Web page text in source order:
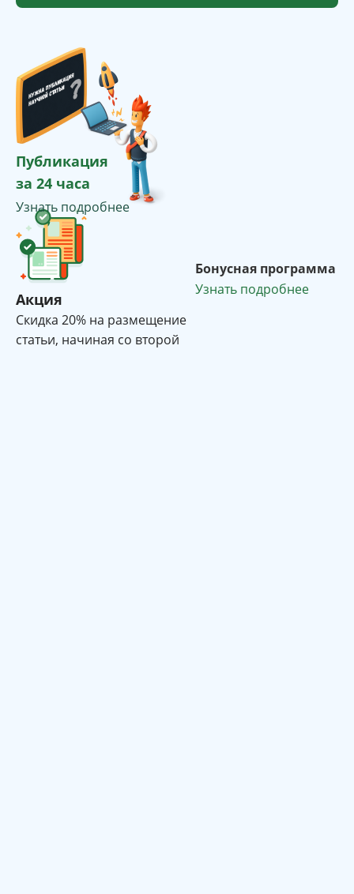
Публикация
за 24 часа
Узнать подробнее
Акция
Cкидка 20% на размещение
статьи, начиная со второй
Бонусная программа
Узнать подробнее